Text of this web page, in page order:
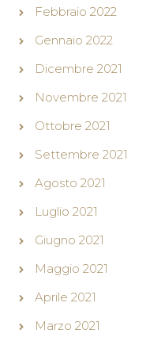
Febbraio 2022
Gennaio 2022
Dicembre 2021
Novembre 2021
Ottobre 2021
Settembre 2021
Agosto 2021
Luglio 2021
Giugno 2021
Maggio 2021
Aprile 2021
Marzo 2021